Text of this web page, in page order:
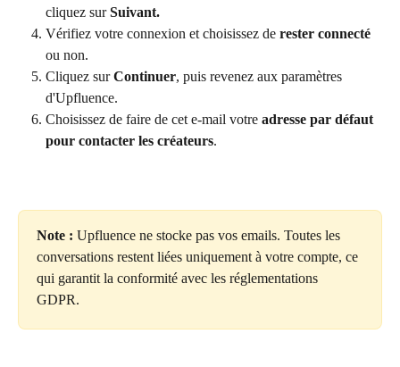
cliquez sur Suivant.
Vérifiez votre connexion et choisissez de rester connecté
ou non.
Cliquez sur Continuer, puis revenez aux paramètres
d'Upfluence.
Choisissez de faire de cet e-mail votre adresse par défaut
pour contacter les créateurs.
Note : Upfluence ne stocke pas vos emails. Toutes les
conversations restent liées uniquement à votre compte, ce
qui garantit la conformité avec les réglementations
GDPR.